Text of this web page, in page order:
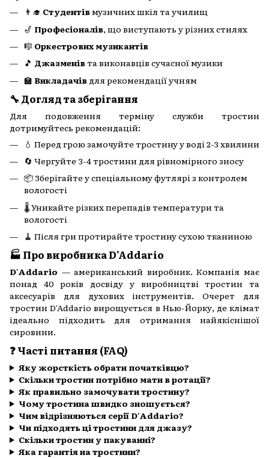
👨‍🎓 Студентівмузичних шкіл та училищ
🎷 Професіоналів, що виступають у різних стилях
🎼 Оркестрових музикантів
🎵 Джазменівта виконавців сучасної музики
🏫 Викладачів для рекомендації учням
🔧 Догляд та зберігання
Для подовження терміну служби тростин
дотримуйтесь рекомендацій:
💧 Перед грою замочуйте тростину у воді 2-3 хвилини
🔄 Чергуйте 3-4 тростини для рівномірного зносу
📦 Зберігайте у спеціальному футлярі з контролем
вологості
🌡️ Уникайте різких перепадів температури та
вологості
🧹 Після гри протирайте тростину сухою тканиною
🏭 Про виробника D'Addario
D'Addario — американський виробник. Компанія має
понад 40 років досвіду у виробництві тростин та
аксесуарів для духових інструментів. Очерет для
тростин D'Addario вирощується в Нью-Йорку, де клімат
ідеально підходить для отримання найякіснішої
сировини.
❓ Часті питання (FAQ)
Яку жорсткість обрати початківцю?
Скільки тростин потрібно мати в ротації?
Як правильно замочувати тростину?
Чому тростина швидко зношується?
Чим відрізняються серії D'Addario?
Чи підходять ці тростини для джазу?
Скільки тростин у пакуванні?
Яка гарантія на тростини?